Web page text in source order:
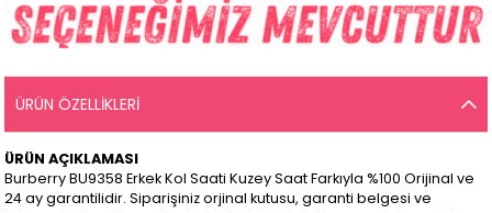
ÜRÜN ÖZELLIKLERI
ÜRÜN AÇIKLAMASI
Burberry BU9358 Erkek Kol Saati Kuzey Saat Farkıyla %100 Orijinal ve
24 ay garantilidir. Siparişiniz orjinal kutusu, garanti belgesi ve